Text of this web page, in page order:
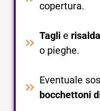
copertura.​
Tagli e
o pieghe.​
Eventuale
bocchettoni